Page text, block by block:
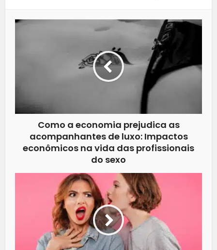
Como a economia prejudica as
acompanhantes de luxo: Impactos
econômicos na vida das profissionais
do sexo